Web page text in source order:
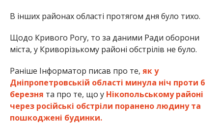
В інших районах області протягом дня було тихо.
Щодо Кривого Рогу, то за даними Ради оборони
міста, у Криворізькому районі обстрілів не було.
Раніше Інформатор писав про те, як у
Дніпропетровській області минула ніч проти 6
березня та про те, що у Нікопольському районі
через російські обстріли поранено людину та
пошкоджені будинки.